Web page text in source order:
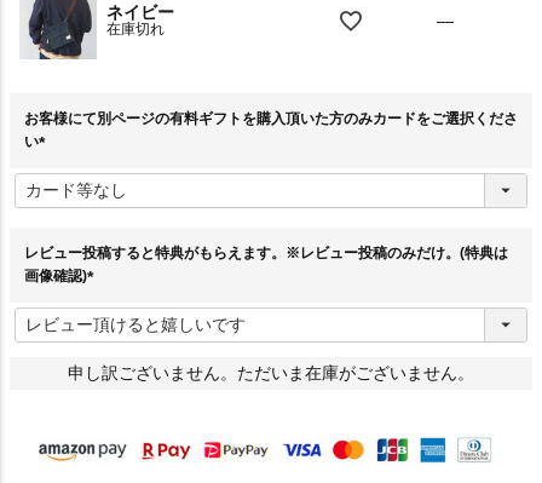
ネイビー
在庫切れ —
お客様にて別ページの有料ギフトを購入頂いた方のみカードをご選択くださ
い
必
須
レビュー投稿すると特典がもらえます。※レビュー投稿のみだけ。(特典は
画像確認)
必
須
)
申し訳ございません。ただいま在庫がございません。